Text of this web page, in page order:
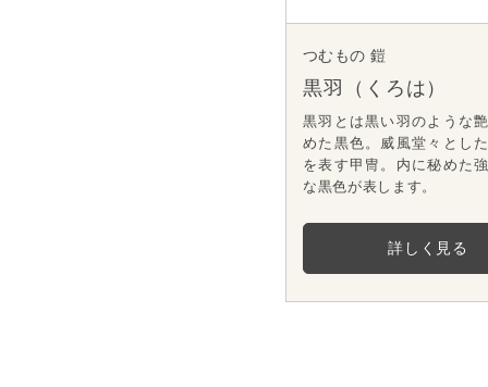
つむもの 鎧
黒羽（くろは）
黒羽とは黒い羽のような
めた黒色。威風堂々とし
を表す甲冑。内に秘めた
な黒色が表します。
詳しく見る